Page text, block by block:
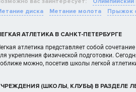
диска
Метание молота Прыжок
АТЛЕТИКА В САНКТ-ПЕТЕРБУРГЕ
атлетика представляет собой
укрепления физической подготовки.
можно, посетив школы легкой
(ШКОЛЫ, КЛУБЫ) В РАЗДЕЛЕ